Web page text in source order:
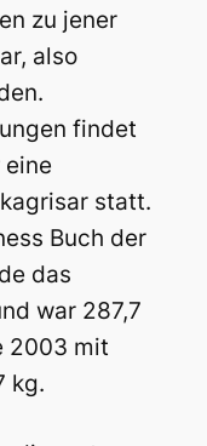
zu jener
also
findet
eine
statt.
Buch der
das
war 287,7
2003 mit
kg.